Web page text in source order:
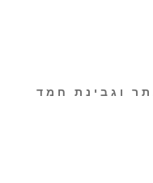
וגבינת חמד